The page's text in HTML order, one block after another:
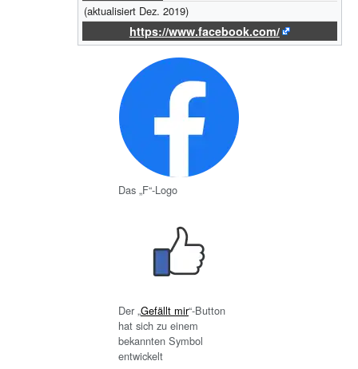
(aktualisiert Dez. 2019)
https://www.facebook.com/
Das „F“-Logo
Der „Gefällt mir“-Button
hat sich zu einem
bekannten Symbol
entwickelt